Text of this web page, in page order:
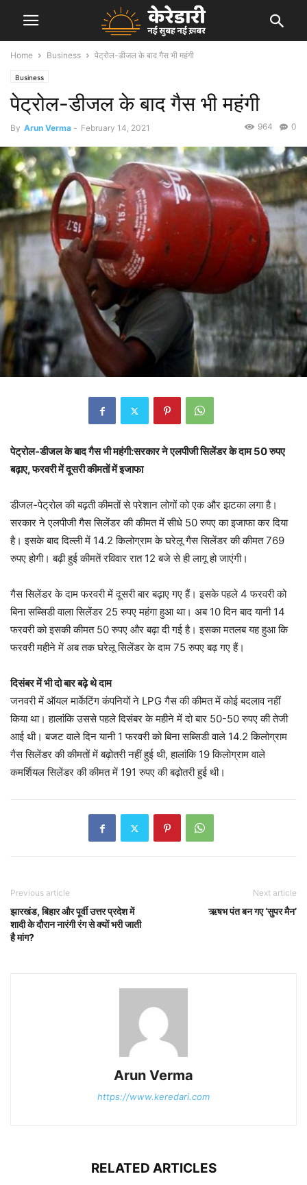
Home Business पेट्रोल-डीजल के बाद गैस भी महंगी
Business
पेट्रोल-डीजल के बाद गैस भी महंगी
By Arun Verma - February 14, 2021 0
964
पेट्रोल-डीजल के बाद गैस भी महंगी:सरकार ने एलपीजी सिलेंडर के दाम 50 रुपए
बढ़ाए, फरवरी में दूसरी कीमतों में इजाफा
डीजल-पेट्रोल की बढ़ती कीमतों से परेशान लोगों को एक और झटका लगा है।
सरकार ने एलपीजी गैस सिलेंडर की कीमत में सीधे 50 रुपए का इजाफा कर दिया
है। इसके बाद दिल्ली में 14.2 किलोग्राम के घरेलू गैस सिलेंडर की कीमत 769
रुपए होगी। बढ़ी हुई कीमतें रविवार रात 12 बजे से ही लागू हो जाएंगी।
गैस सिलेंडर के दाम फरवरी में दूसरी बार बढ़ाए गए हैं। इसके पहले 4 फरवरी को
बिना सब्सिडी वाला सिलेंडर 25 रुपए महंगा हुआ था। अब 10 दिन बाद यानी 14
फरवरी को इसकी कीमत 50 रुपए और बढ़ा दी गई है। इसका मतलब यह हुआ कि
फरवरी महीने में अब तक घरेलू सिलेंडर के दाम 75 रुपए बढ़ गए हैं।
दिसंबर में भी दो बार बढ़े थे दाम
जनवरी में ऑयल मार्केटिंग कंपनियों ने LPG गैस की कीमत में कोई बदलाव नहीं
किया था। हालांकि उससे पहले दिसंबर के महीने में दो बार 50-50 रुपए की तेजी
आई थी। बजट वाले दिन यानी 1 फरवरी को बिना सब्सिडी वाले 14.2 किलोग्राम
गैस सिलेंडर की कीमतों में बढ़ोतरी नहीं हुई थी, हालांकि 19 किलोग्राम वाले
कमर्शियल सिलेंडर की कीमत में 191 रुपए की बढ़ोतरी हुई थी।
Previous article
झारखंड, बिहार और पूर्वी उत्तर प्रदेश में
शादी के दौरान नारंगी रंग से क्यों भरी जाती
है मांग?
Next article
ऋषभ पंत बन गए ‘सुपर मैन’
Arun Verma
https://www.keredari.com
RELATED ARTICLES